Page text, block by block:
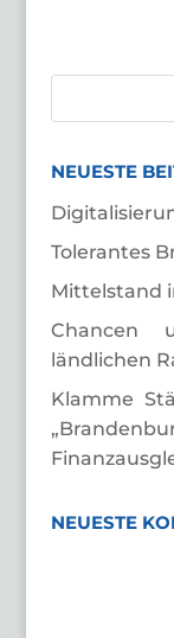
NEUESTE
Tolerantes
Mittelstand
Chancen
ländlichen
Klamme
NEUESTE